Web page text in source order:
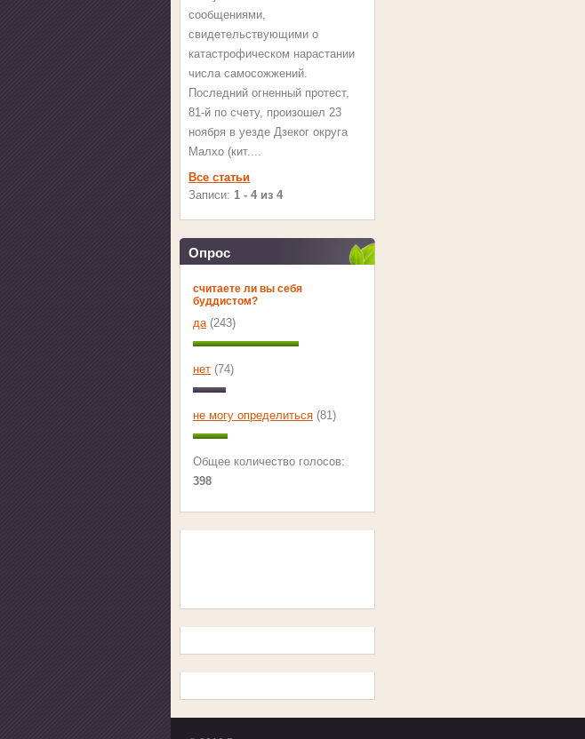
сообщениями,
свидетельствующими о
катастрофическом нарастании
числа самосожжений.
Последний огненный протест,
81-й по счету, произошел 23
ноября в уезде Дзеког округа
Малхо (кит....
Все статьи
Записи: 1 - 4 из 4
Опрос
считаете ли вы себя
буддистом?
да (243)
нет (74)
не могу определиться (81)
Общее количество голосов:
398